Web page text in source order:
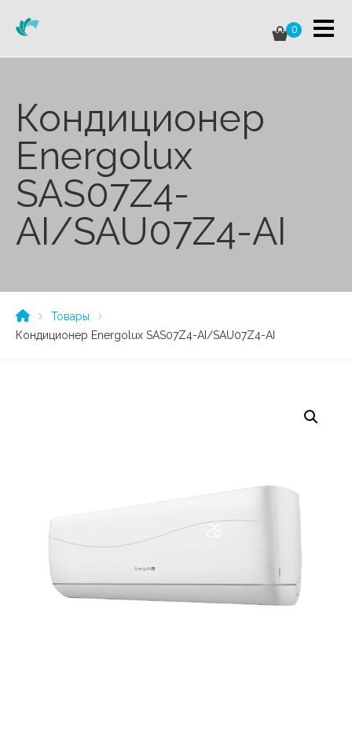
0
Кондиционер
Energolux
SAS07Z4-
AI/SAU07Z4-AI
Товары
Кондиционер Energolux SAS07Z4-AI/SAU07Z4-AI